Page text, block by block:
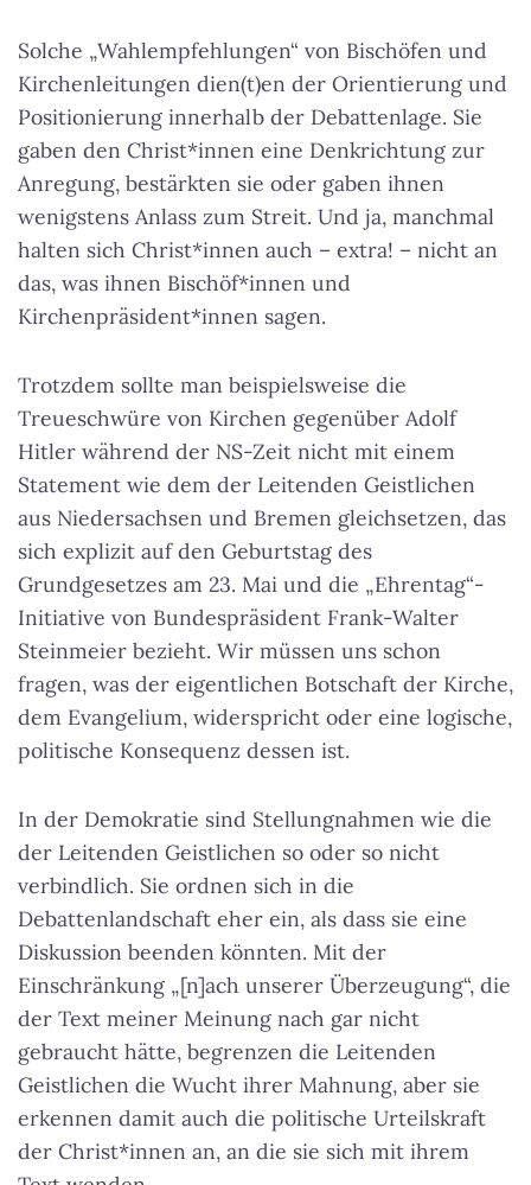
Solche „Wahlempfehlungen“ von Bischöfen und
Kirchenleitungen dien(t)en der Orientierung und
Positionierung innerhalb der Debattenlage. Sie
gaben den Christ*innen eine Denkrichtung zur
Anregung, bestärkten sie oder gaben ihnen
wenigstens Anlass zum Streit. Und ja, manchmal
halten sich Christ*innen auch – extra! – nicht an
das, was ihnen Bischöf*innen und
Kirchenpräsident*innen sagen.
Trotzdem sollte man beispielsweise die
Treueschwüre von Kirchen gegenüber Adolf
Hitler während der NS-Zeit nicht mit einem
Statement wie dem der Leitenden Geistlichen
aus Niedersachsen und Bremen gleichsetzen, das
sich explizit auf den Geburtstag des
Grundgesetzes am 23. Mai und die „Ehrentag“-
Initiative von Bundespräsident Frank-Walter
Steinmeier bezieht. Wir müssen uns schon
fragen, was der eigentlichen Botschaft der Kirche,
dem Evangelium, widerspricht oder eine logische,
politische Konsequenz dessen ist.
In der Demokratie sind Stellungnahmen wie die
der Leitenden Geistlichen so oder so nicht
verbindlich. Sie ordnen sich in die
Debattenlandschaft eher ein, als dass sie eine
Diskussion beenden könnten. Mit der
Einschränkung „[n]ach unserer Überzeugung“, die
der Text meiner Meinung nach gar nicht
gebraucht hätte, begrenzen die Leitenden
Geistlichen die Wucht ihrer Mahnung, aber sie
erkennen damit auch die politische Urteilskraft
der Christ*innen an, an die sie sich mit ihrem